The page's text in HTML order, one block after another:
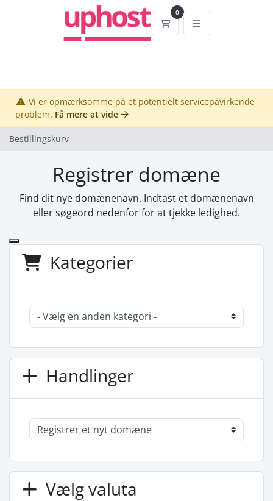
0
Bestillingskurv
Vi er opmærksomme på et potentielt servicepåvirkende
problem. Få mere at vide
Bestillingskurv
Registrer domæne
Find dit nye domænenavn. Indtast et domænenavn
eller søgeord nedenfor for at tjekke ledighed.
Kategorier
Handlinger
Vælg valuta